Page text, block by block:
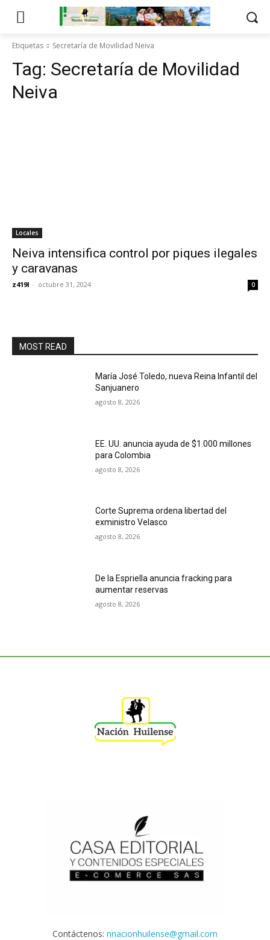
Etiquetas Secretaría de Movilidad Neiva
Tag: Secretaría de Movilidad
Neiva
Locales
Neiva intensifica control por piques ilegales
y caravanas
z419l - octubre 31, 2024 0
MOST READ
María José Toledo, nueva Reina Infantil del
Sanjuanero
agosto 8, 2026
EE. UU. anuncia ayuda de $1.000 millones
para Colombia
agosto 8, 2026
Corte Suprema ordena libertad del
exministro Velasco
agosto 8, 2026
De la Espriella anuncia fracking para
aumentar reservas
agosto 8, 2026
Contáctenos: nnacionhuilense@gmail.com